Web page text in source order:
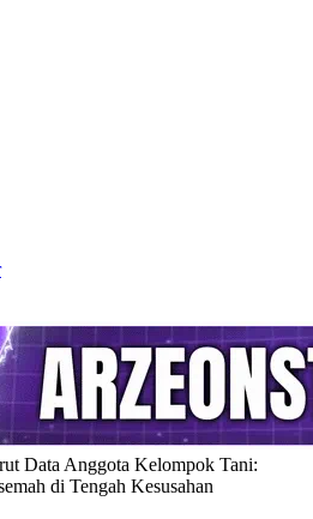
Data Anggota Kelompok Tani:
di Tengah Kesusahan